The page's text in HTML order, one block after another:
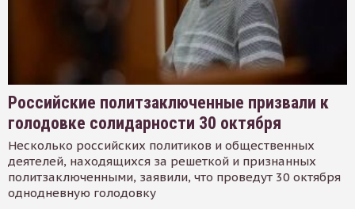
Российские политзаключенные призвали к
голодовке солидарности 30 октября
Несколько российских политиков и общественных
деятелей, находящихся за решеткой и признанных
политзаключенными, заявили, что проведут 30 октября
однодневную голодовку